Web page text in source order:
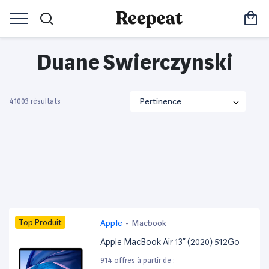
Duane Swierczynski
41003 résultats
Top Produit Apple - Macbook
Apple MacBook Air 13” (2020) 512Go
914 offres à partir de :